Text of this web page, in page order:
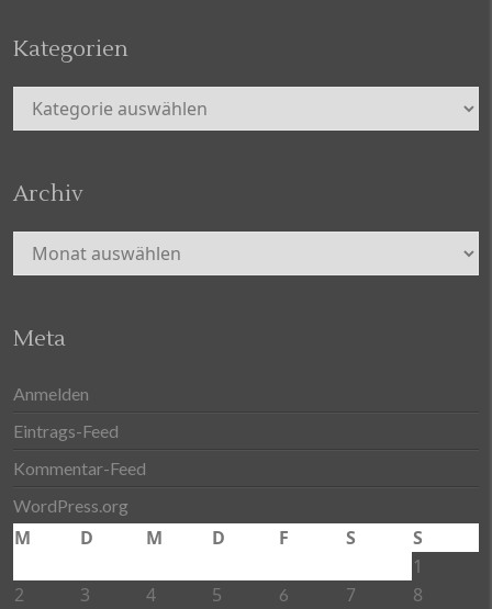
Kategorien
Kategorien
Archiv
Archiv
Meta
Anmelden
Eintrags-Feed
Kommentar-Feed
WordPress.org
M D M D F S
S
1
2
3 4 5 6 7 8